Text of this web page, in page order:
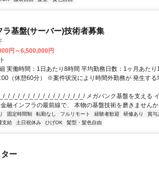
ラ基盤(サーバー)技術者募集
円～6,500,000円
実働時間：1日あたり8時間 平均勤務日数：1ヶ月あたり
（休憩60分） ※案件状況により時間外勤務が 発生する
_/_/_/_/_/_/_/_/_/_/_/_/_/_/_/_/ メガバンク基盤を支える
融インフラの最前線で、 本物の基盤技術を磨きません
固定時間制 転勤なし フルリモート 経験者歓迎 研修あり
賞与
支給 土日祝休み ひげOK 髪型・髪色自由
ー